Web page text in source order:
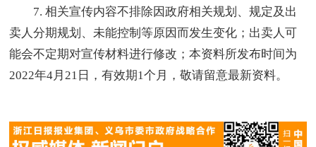
7. 相关宣传内容不排除因政府相关规划、规定及出
卖人分期规划、未能控制等原因而发生变化；出卖人可
能会不定期对宣传材料进行修改；本资料所发布时间为
2022年4月21日，有效期1个月，敬请留意最新资料。